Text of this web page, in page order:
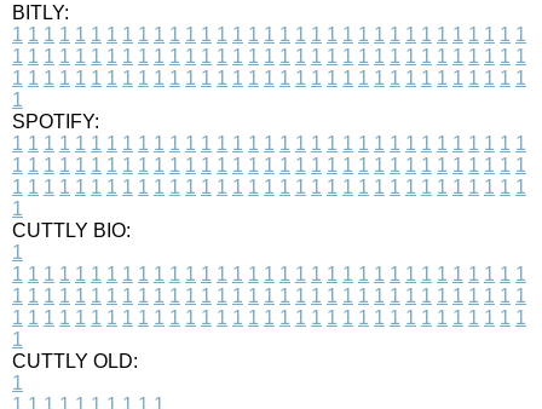
BITLY:
1 1 1 1 1 1 1 1 1 1 1 1 1 1 1 1 1 1 1 1 1 1 1 1 1 1 1 1 1 1 1 1 1
1 1 1 1 1 1 1 1 1 1 1 1 1 1 1 1 1 1 1 1 1 1 1 1 1 1 1 1 1 1 1 1 1
1 1 1 1 1 1 1 1 1 1 1 1 1 1 1 1 1 1 1 1 1 1 1 1 1 1 1 1 1 1 1 1 1
1
SPOTIFY:
1 1 1 1 1 1 1 1 1 1 1 1 1 1 1 1 1 1 1 1 1 1 1 1 1 1 1 1 1 1 1 1 1
1 1 1 1 1 1 1 1 1 1 1 1 1 1 1 1 1 1 1 1 1 1 1 1 1 1 1 1 1 1 1 1 1
1 1 1 1 1 1 1 1 1 1 1 1 1 1 1 1 1 1 1 1 1 1 1 1 1 1 1 1 1 1 1 1 1
1
CUTTLY BIO:
1
1 1 1 1 1 1 1 1 1 1 1 1 1 1 1 1 1 1 1 1 1 1 1 1 1 1 1 1 1 1 1 1 1
1 1 1 1 1 1 1 1 1 1 1 1 1 1 1 1 1 1 1 1 1 1 1 1 1 1 1 1 1 1 1 1 1
1 1 1 1 1 1 1 1 1 1 1 1 1 1 1 1 1 1 1 1 1 1 1 1 1 1 1 1 1 1 1 1 1
1
CUTTLY OLD:
1
1 1 1 1 1 1 1 1 1 1